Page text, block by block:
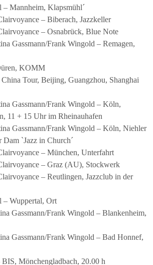
– Mannheim, Klapsmühl´
– Biberach, Jazzkeller
– Osnabrück, Blue Note
Gassmann/Frank Wingold – Remagen,
KOMM
Tour, Beijing, Guangzhou, Shanghai
Gassmann/Frank Wingold – Köln,
11 + 15 Uhr im Rheinauhafen
Gassmann/Frank Wingold – Köln, Niehler
`Jazz in Church´
– München, Unterfahrt
– Graz (AU), Stockwerk
– Reutlingen, Jazzclub in der
– Wuppertal, Ort
Gassmann/Frank Wingold – Blankenheim,
Gassmann/Frank Wingold – Bad Honnef,
Mönchengladbach, 20.00 h